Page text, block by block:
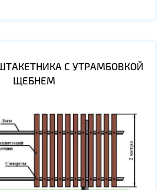
С УТРАМБОВКОЙ
ЩЕБНЕМ